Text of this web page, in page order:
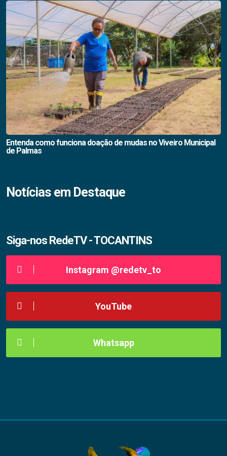
Entenda como funciona doação de mudas no Viveiro Municipal
de Palmas
Notícias em Destaque
Siga-nos RedeTV - TOCANTINS
Instagram @redetv_to
YouTube
Whatsapp